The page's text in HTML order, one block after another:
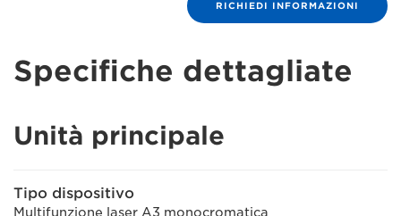
RICHIEDI INFORMAZIONI
Specifiche dettagliate
Unità principale
Tipo dispositivo
Multifunzione laser A3 monocromatica